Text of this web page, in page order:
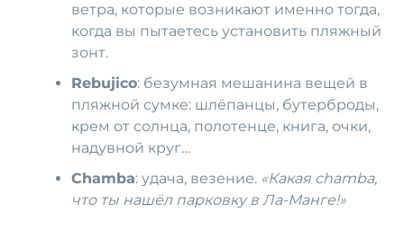
ветра, которые возникают именно тогда,
когда вы пытаетесь установить пляжный
зонт.
Rebujico: безумная мешанина вещей в
пляжной сумке: шлёпанцы, бутерброды,
крем от солнца, полотенце, книга, очки,
надувной круг…
Chamba: удача, везение. «Какая chamba,
что ты нашёл парковку в Ла-Манге!»